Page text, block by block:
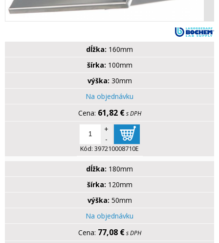
dĺžka: 160mm
šírka: 100mm
výška: 30mm
Na objednávku
61,82 € s DPH
+
-
Kód: 397210008710E
dĺžka: 180mm
šírka: 120mm
výška: 50mm
Na objednávku
77,08 € s DPH